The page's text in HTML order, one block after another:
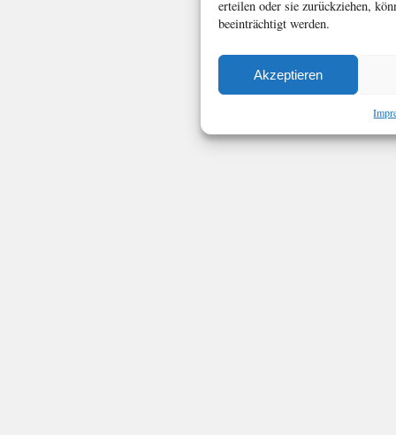
erteilen oder sie zurückziehen,
beeinträchtigt werden.
Akzeptieren